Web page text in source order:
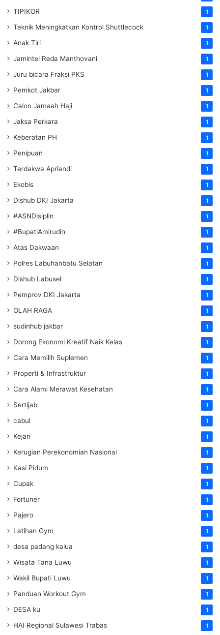
TIPIKOR 1
Teknik Meningkatkan Kontrol Shuttlecock 1
Anak Tiri 1
Jamintel Reda Manthovani 1
Juru bicara Fraksi PKS 1
Pemkot Jakbar 1
Calon Jamaah Haji 1
Jaksa Perkara 1
Keberatan PH 1
Penipuan 1
Terdakwa Apriandi 1
Ekobis 1
Dishub DKI Jakarta 1
#ASNDisiplin 1
#BupatiAmirudin 1
Atas Dakwaan 1
Polres Labuhanbatu Selatan 1
Dishub Labusel 1
Pemprov DKI Jakarta 1
OLAH RAGA 1
sudinhub jakbar 1
Dorong Ekonomi Kreatif Naik Kelas 1
Cara Memilih Suplemen 1
Properti & Infrastruktur 1
Cara Alami Merawat Kesehatan 1
Sertijab 1
cabul 1
Kejari 1
Kerugian Perekonomian Nasional 1
Kasi Pidum 1
Cupak 1
Fortuner 1
Pajero 1
Latihan Gym 1
desa padang kalua 1
Wisata Tana Luwu 1
Wakil Bupati Luwu 1
Panduan Workout Gym 1
DESA ku 1
HAI Regional Sulawesi Trabas 1